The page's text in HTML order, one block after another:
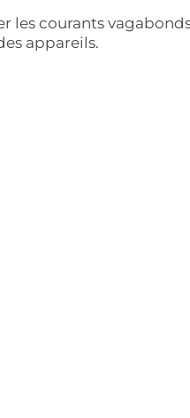
les courants
appareils.